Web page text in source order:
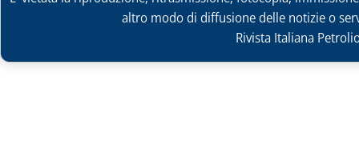
altro modo di diffusione delle notizie o
Rivista Italiana